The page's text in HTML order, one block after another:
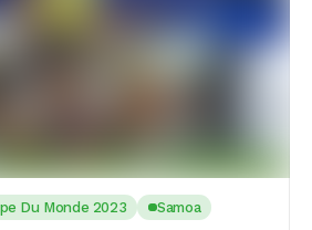
Du Monde 2023 Samoa